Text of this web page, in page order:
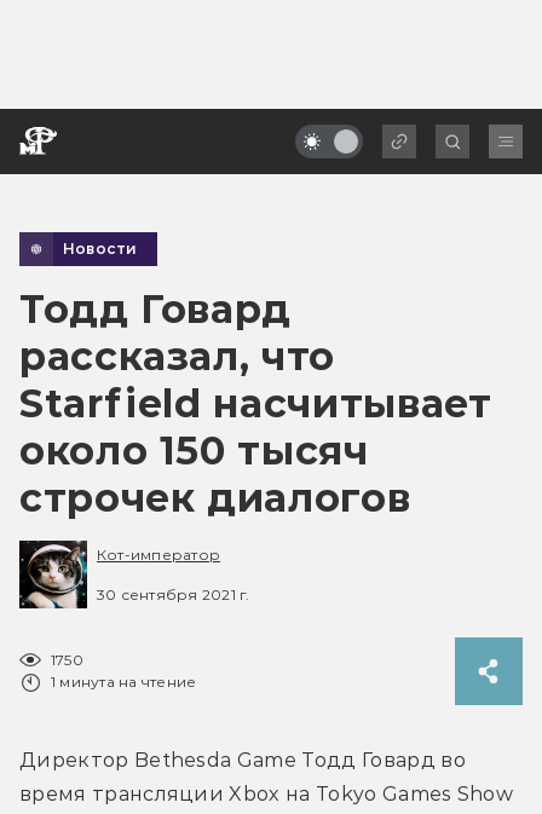
Новости
Тодд Говард
рассказал, что
Starfield насчитывает
около 150 тысяч
строчек диалогов
Кот-император
30 сентября 2021 г.
1750
1 минута на чтение
Директор Bethesda Game Тодд Говард во